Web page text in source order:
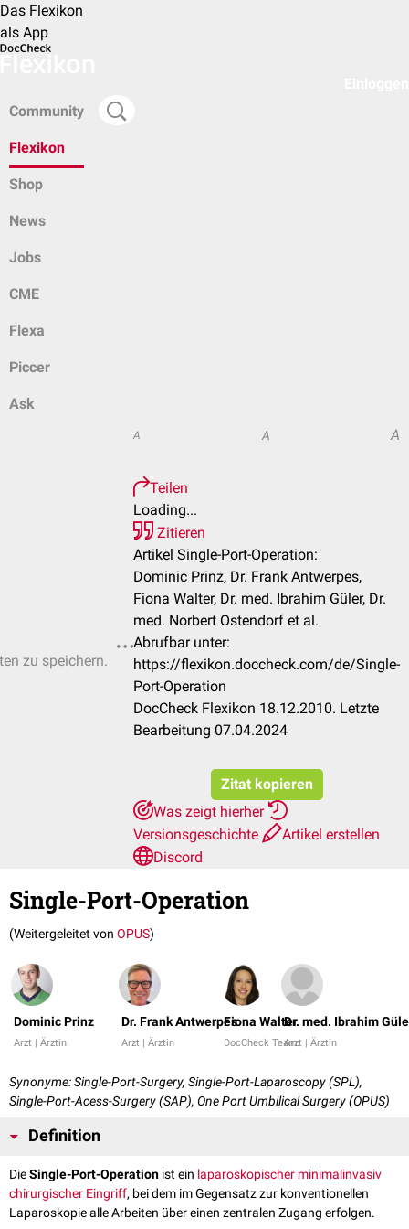
Das Flexikon
als App
Community
Flexikon
Shop
News
Jobs
CME
Flexa
Piccer
Ask
zu speichern.
A A A
Teilen
Loading...
Zitieren
Artikel Single-Port-Operation:
Dominic Prinz, Dr. Frank Antwerpes,
Fiona Walter, Dr. med. Ibrahim Güler, Dr.
med. Norbert Ostendorf et al.
Abrufbar unter:
https://flexikon.doccheck.com/de/Single-
Port-Operation
DocCheck Flexikon 18.12.2010. Letzte
Bearbeitung 07.04.2024
Zitat kopieren
Was zeigt hierher
Versionsgeschichte
Artikel erstellen
Discord
Single-Port-Operation
(Weitergeleitet von OPUS)
Dominic Prinz
Arzt | Ärztin
Dr. Frank Antwerpes
Arzt | Ärztin
Fiona Walter
DocCheck Team
Dr. med. Ibrahim
Arzt | Ärztin
Synonyme: Single-Port-Surgery, Single-Port-Laparoscopy (SPL),
Single-Port-Acess-Surgery (SAP), One Port Umbilical Surgery (OPUS)
Definition
DieSingle-Port-Operation ist ein laparoskopischer minimalinvasiv
chirurgischer Eingriff, bei dem im Gegensatz zur konventionellen
Laparoskopie alle Arbeiten über einen zentralen Zugang erfolgen.